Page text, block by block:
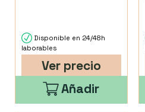
Disponible en 24/48h
laborables
Ver precio
Añadir